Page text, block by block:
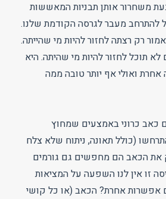
משחרור אותן תבניות המאששות
להתרחב מעבר לגרסה הקודמת שלנו.
רק רצתה לחזור להיות מי שהייתה.
תוכל לחזור להיות מי שהיתה. היא
אחרת ואולי אף יותר טובה ממה
כאב כרוני באמצעים שמחוץ
(כולל תאונה, ניתוח שלא צלח
את הכאב הם מחפשים גם גורמים
זו אין לנו השפעה על המציאות
אפשרות אחרת? הכאב (או כל קושי